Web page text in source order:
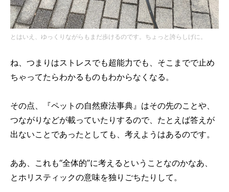
とはいえ、ゆっくりながらもまだ歩けるのです。ちょっと誇らしげに。
ね、つまりはストレスでも超能力でも、そこまでで止め
ちゃってたらわかるものもわからなくなる。
その点、『ペットの自然療法事典』はその先のことや、
つながりなどが載っていたりするので、たとえば答えが
出ないことであったとしても、考えようはあるのです。
ああ、これも“全体的”に考えるということなのかなあ、
とホリスティックの意味を独りごちたりして。